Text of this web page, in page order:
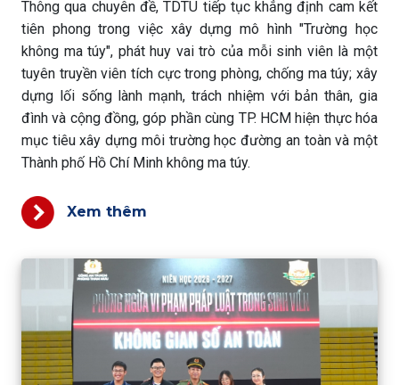
Thông qua chuyên đề, TDTU tiếp tục khẳng định cam kết
tiên phong trong việc xây dựng mô hình "Trường học
không ma túy", phát huy vai trò của mỗi sinh viên là một
tuyên truyền viên tích cực trong phòng, chống ma túy; xây
dựng lối sống lành mạnh, trách nhiệm với bản thân, gia
đình và cộng đồng, góp phần cùng TP. HCM hiện thực hóa
mục tiêu xây dựng môi trường học đường an toàn và một
Thành phố Hồ Chí Minh không ma túy.
Xem thêm